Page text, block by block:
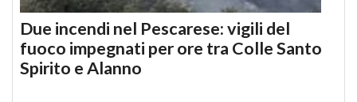
Due incendi nel Pescarese: vigili del
fuoco impegnati per ore tra Colle Santo
Spirito e Alanno